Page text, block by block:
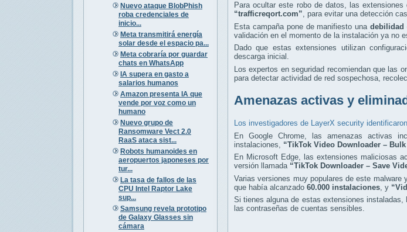
Nuevo ataque BlobPhish
roba credenciales de
inicio...
Meta transmitirá energía
solar desde el espacio pa...
Meta cobraría por guardar
chats en WhatsApp
IA supera en gasto a
salarios humanos
Amazon presenta IA que
vende por voz como un
humano
Nuevo grupo de
Ransomware Vect 2.0
RaaS ataca sist...
Robots humanoides en
aeropuertos japoneses por
tur...
La tasa de fallos de las
CPU Intel Raptor Lake
sup...
Samsung revela prototipo
de Galaxy Glasses sin
cámara
Para ocultar este robo de datos, las
“trafficreqort.com”, para evitar una detección
Esta campaña pone de manifiesto una debilidad
validación en el momento de la instalación ya no
Dado que estas extensiones utilizan
descarga inicial.
Los expertos en seguridad recomiendan que las
para detectar actividad de red sospechosa,
Amenazas activas y
Los investigadores de LayerX security
En Google Chrome, las amenazas activas
instalaciones, “TikTok Video Downloader – Bulk
En Microsoft Edge, las extensiones maliciosas
versión llamada “TikTok Downloader – Save
Varias versiones muy populares de este
que había alcanzado 60.000 instalaciones , y
Si tienes alguna de estas extensiones instaladas,
las contraseñas de cuentas sensibles.